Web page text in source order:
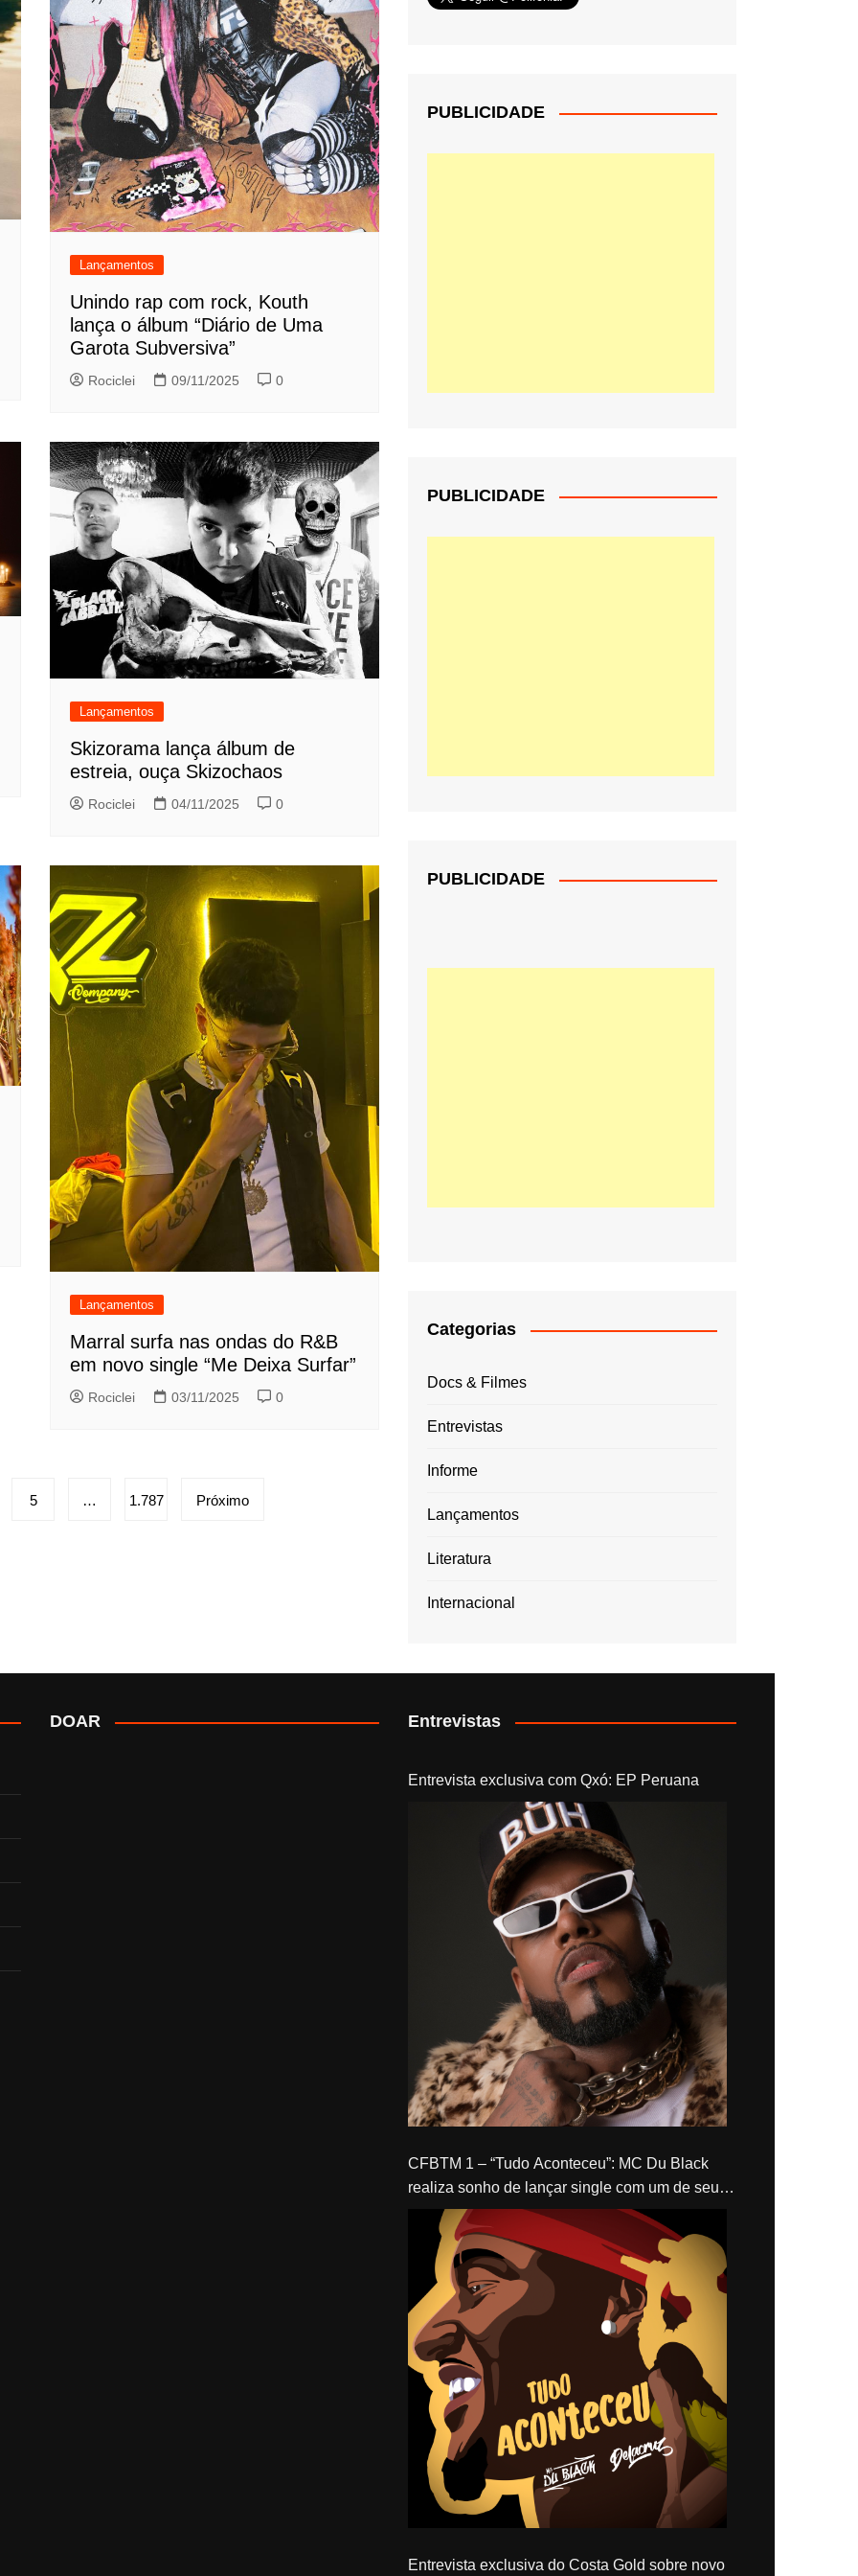
Lançamentos
Unindo rap com rock, Kouth
lança o álbum “Diário de Uma
Garota Subversiva”
Rociclei 09/11/2025 0
Lançamentos
Skizorama lança álbum de
estreia, ouça Skizochaos
Rociclei 04/11/2025 0
Lançamentos
Marral surfa nas ondas do R&B
em novo single “Me Deixa Surfar”
Rociclei 03/11/2025 0
5 … 1.787 Próximo
PUBLICIDADE
PUBLICIDADE
PUBLICIDADE
Categorias
Docs & Filmes
Entrevistas
Informe
Lançamentos
Literatura
Internacional
DOAR Entrevistas
Entrevista exclusiva com Qxó: EP Peruana
CFBTM 1 – “Tudo Aconteceu”: MC Du Black
realiza sonho de lançar single com um de seus
ídolos, Delacruz
Entrevista exclusiva do Costa Gold sobre novo